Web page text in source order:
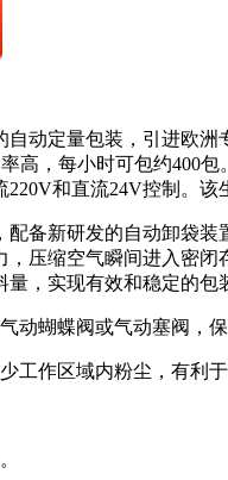
定量包装，引进欧洲
高，每小时可包约400
和直流24V控制。
新研发的自动卸袋装
压缩空气瞬间进入密
，实现有效和稳定的包
蝴蝶阀或气动塞阀，
作区域内粉尘，有利